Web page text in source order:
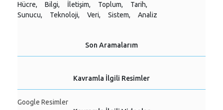
Hücre, Bilgi, İletişim, Toplum,
Tarih,
Sunucu,
Teknoloji, Veri, Sistem, Analiz
Son Aramalarım
Kavramla İlgili Resimler
Google Resimler